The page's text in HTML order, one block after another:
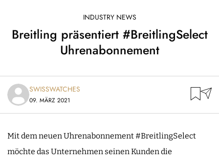
INDUSTRY NEWS
Breitling präsentiert #BreitlingSelect
Uhrenabonnement
SWISSWATCHES
09. MÄRZ 2021
Mit dem neuen Uhrenabonnement #BreitlingSelect
möchte das Unternehmen seinen Kunden die